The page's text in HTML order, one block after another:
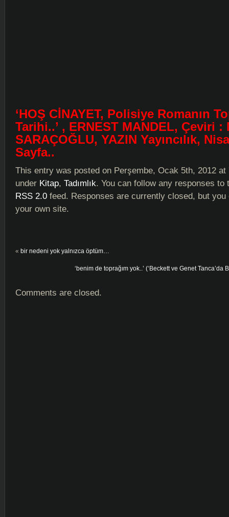
‘HOŞ CİNAYET, Polisiye Romanın
Tarihi..’ , ERNEST MANDEL, Çeviri :
SARAÇOĞLU, YAZIN Yayıncılık,
Sayfa..
This entry was posted on Perşembe, Ocak 5th, 2012
under Kitap, Tadımlık. You can follow any responses to
RSS 2.0 feed. Responses are currently closed, but
your own site.
« bir nedeni yok yalnızca öptüm…
‘benim de toprağım yok..’ (‘Beckett ve Genet Tanca’da
Comments are closed.